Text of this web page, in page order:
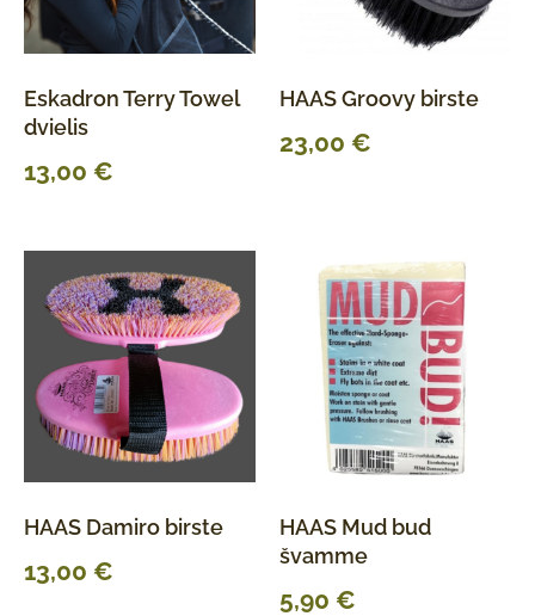
Eskadron Terry Towel
dvielis
13,00 €
HAAS Groovy birste
23,00 €
HAAS Damiro birste
13,00 €
HAAS Mud bud
švamme
5,90 €